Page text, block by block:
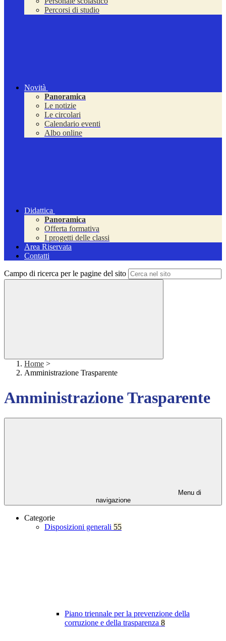
Percorsi di studio
Novità
Panoramica
Le notizie
Le circolari
Calendario eventi
Albo online
Didattica
Panoramica
Offerta formativa
I progetti delle classi
Area Riservata
Contatti
Campo di ricerca per le pagine del sito
Home >
Amministrazione Trasparente
Amministrazione Trasparente
Menu di
navigazione
Categorie
Disposizioni generali 55
Piano triennale per la prevenzione della
corruzione e della trasparenza 8